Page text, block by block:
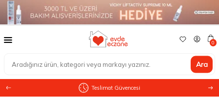
Ara
0
Teslimat Güvencesi